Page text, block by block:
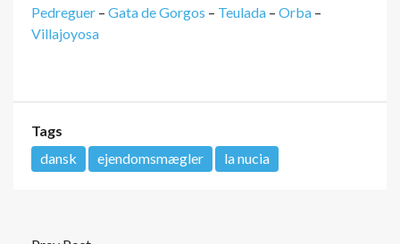
Pedreguer – Gata de Gorgos – Teulada – Orba –
Villajoyosa
Tags
dansk
ejendomsmægler la nucia